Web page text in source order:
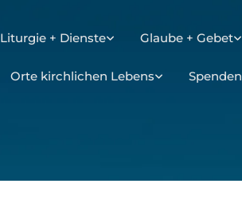
Liturgie + Dienste Glaube + Gebet
Orte kirchlichen Lebens Spenden